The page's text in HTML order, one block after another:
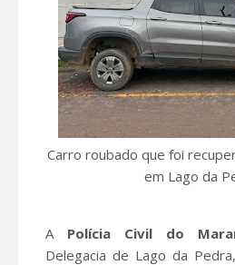
Carro roubado que foi
em Lago da
A Polícia Civil do
Delegacia de Lago da